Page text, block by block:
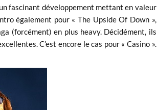
fascinant développement mettant en valeur
également pour « The Upside Of Down »,
(forcément) en plus heavy. Décidément, ils
C’est encore le cas pour « Casino ».